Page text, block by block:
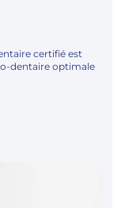
certifié est
dentaire optimale